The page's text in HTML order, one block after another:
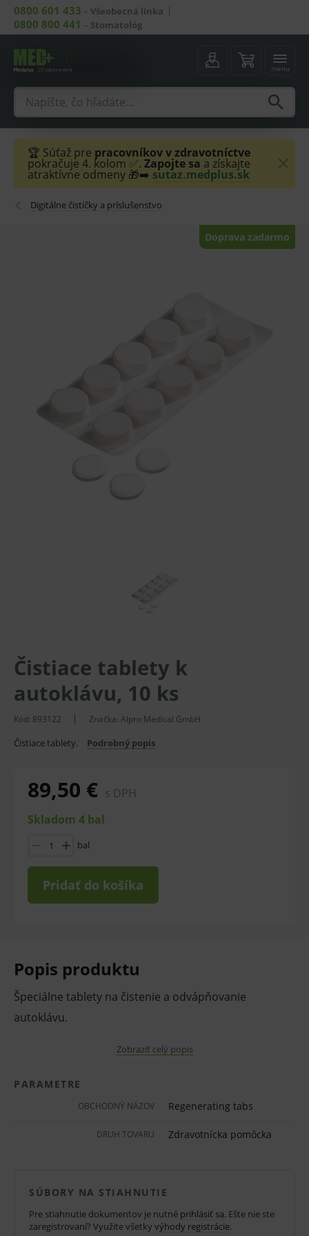
0800 601 433 – Všeobecná linka
0800 800 441 – Stomatológ
menu
🏆 Súťaž pre pracovníkov v zdravotníctve
pokračuje 4. kolom ✅. Zapojte sa a získajte
atraktívne odmeny 🎁➡️ sutaz.medplus.sk
Digitálne čističky a príslušenstvo
Doprava zadarmo
Čistiace tablety k
autoklávu, 10 ks
Kód: 893122 Značka: Alpro Medical GmbH
Čistiace tablety. Podrobný popis
89,50 € s DPH
Skladom 4 bal
bal
Pridať do košíka
Popis produktu
Špeciálne tablety na čistenie a odvápňovanie
autoklávu.
autoklávov.
Pre účinnú a spoľahlivú sterilizáciu.
Pred použitím zdravotníckej pomôcky a diagnostickej
zdravotníckej pomôcky in vitro odporúčame poradu s
Zobraziť celý popis
PARAMETRE
OBCHODNÝ NÁZOV Regenerating tabs
DRUH TOVARU Zdravotnícka pomôcka
SÚBORY NA STIAHNUTIE
Pre stiahnutie dokumentov je nutné prihlásiť sa. Ešte nie ste
zaregistrovaní? Využite všetky výhody registrácie.